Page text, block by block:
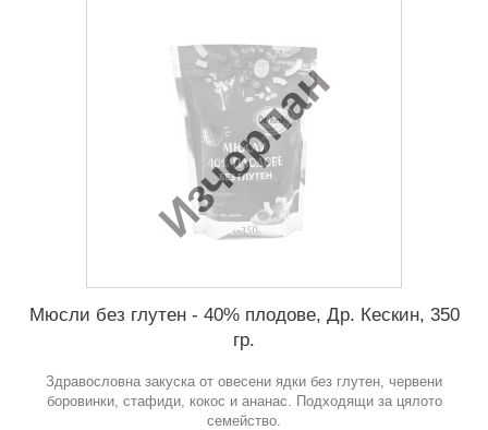
Изчерпан
Мюсли без глутен - 40% плодове, Др. Кескин, 350
гр.
Здравословна закуска от овесени ядки без глутен, червени
боровинки, стафиди, кокос и ананас. Подходящи за цялото
семейство.